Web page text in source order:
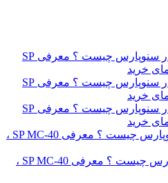
مینی لودر سنوپارس چیست ؟ معرفی SP
مینی لودر سنوپارس چیست ؟ معرفی SP
مینی لودر سنوپارس چیست ؟ معرفی SP
مینی لودر سنوپارس چیست ؟ معرفی SP MC-40 ،
مینی لودر سنوپارس چیست ؟ معرفی SP MC-40 ،